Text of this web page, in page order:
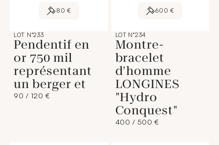
80 €
LOT N°233
Pendentif en
or 750 mil
représentant
un berger et
90 / 120 €
600 €
LOT N°234
Montre-
bracelet
d'homme
LONGINES
"Hydro
Conquest"
400 / 500 €